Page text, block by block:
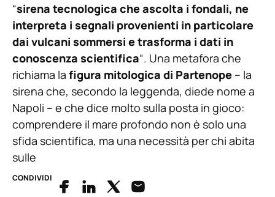
“sirena tecnologica che ascolta i fondali, ne
interpreta i segnali provenienti in particolare
dai vulcani sommersi e trasforma i dati in
conoscenza scientifica“. Una metafora che
richiama la figura mitologica di Partenope – la
sirena che, secondo la leggenda, diede nome a
Napoli – e che dice molto sulla posta in gioco:
comprendere il mare profondo non è solo una
sfida scientifica, ma una necessità per chi abita
sulle
CONDIVIDI